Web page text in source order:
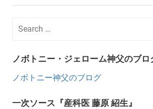
ノボトニー・ジェローム神父のブロ
ノボトニー神父のブログ
一次ソース『産科医 藤原 紹生』